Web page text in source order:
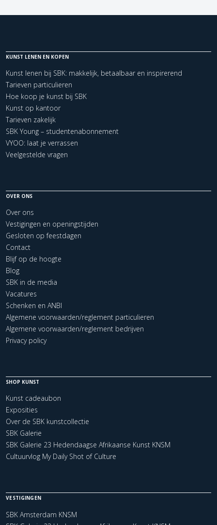
KUNST LENEN EN KOPEN
Kunst lenen bij SBK: makkelijk, betaalbaar en inspirerend
Tarieven particulieren
Hoe koop je kunst bij SBK
Kunst op kantoor
Tarieven zakelijk
SBK Young – studentenabonnement
VYOO: laat je verrassen
Veelgestelde vragen
OVER ONS
Over ons
Vestigingen en openingstijden
Gesloten op feestdagen
Contact
Blijf op de hoogte
Blog
SBK in de media
Vacatures
Schenken en ANBI
Algemene voorwaarden/reglement particulieren
Algemene voorwaarden/reglement bedrijven
Privacy policy
SHOP KUNST
Kunst cadeaubon
Exposities
Over de SBK kunstcollectie
SBK Galerie
SBK Galerie 23 Hedendaagse Afrikaanse Kunst KNSM
Cultuurvlog My Daily Shot of Culture
VESTIGINGEN
SBK Amsterdam KNSM